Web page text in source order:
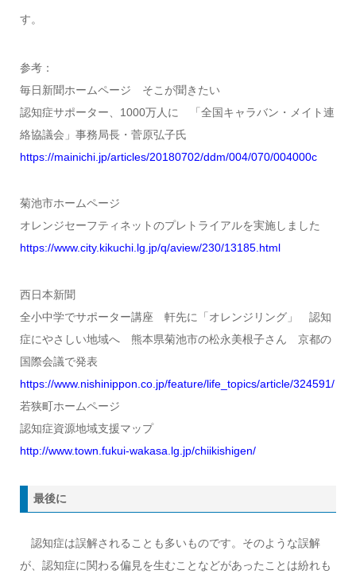
す。
参考：
毎日新聞ホームページ そこが聞きたい
認知症サポーター、1000万人に 「全国キャラバン・メイト連
絡協議会」事務局長・菅原弘子氏
https://mainichi.jp/articles/20180702/ddm/004/070/004000c
菊池市ホームページ
オレンジセーフティネットのプレトライアルを実施しました
https://www.city.kikuchi.lg.jp/q/aview/230/13185.html
西日本新聞
全小中学でサポーター講座 軒先に「オレンジリング」 認知
症にやさしい地域へ 熊本県菊池市の松永美根子さん 京都の
国際会議で発表
https://www.nishinippon.co.jp/feature/life_topics/article/324591/
若狭町ホームページ
認知症資源地域支援マップ
http://www.town.fukui-wakasa.lg.jp/chiikishigen/
最後に
認知症は誤解されることも多いものです。そのような誤解
が、認知症に関わる偏見を生むことなどがあったことは紛れも